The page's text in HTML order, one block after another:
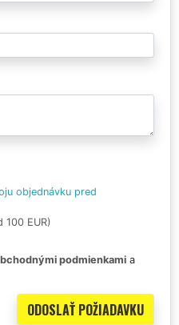
objednávku pred
100 EUR)
podmienkami a